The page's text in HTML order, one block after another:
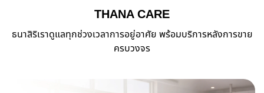
THANA CARE
ธนาสิริเราดูแลทุกช่วงเวลาการอยู่อาศัย พร้อมบริการหลังการขาย
ครบวงจร